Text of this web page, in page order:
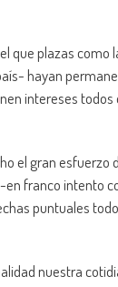
que plazas como
hayan
intereses
el gran esfuerzo
franco intento
puntuales
nuestra